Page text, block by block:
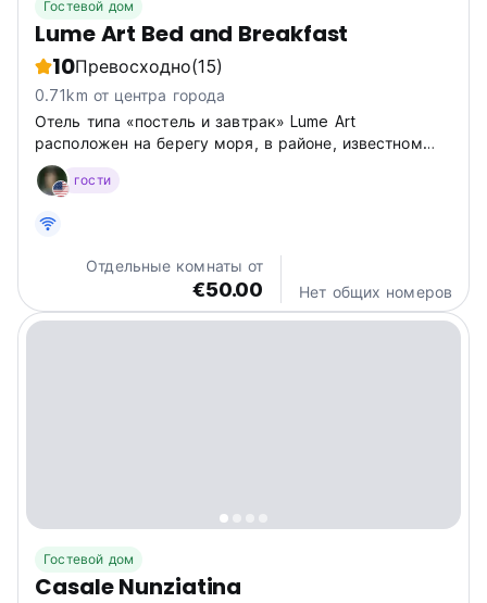
Гостевой дом
Lume Art Bed and Breakfast
10Превосходно(15)
0.71km от центра города
Отель типа «постель и завтрак» Lume Art
расположен на берегу моря, в районе, известном
своими курортными водами и удобствами, богатым
археологическими памятниками и зданиями с
самом центре города.
гости
Отдельные комнаты от
€50.00 Нет общих номеров
Гостевой дом
Casale Nunziatina